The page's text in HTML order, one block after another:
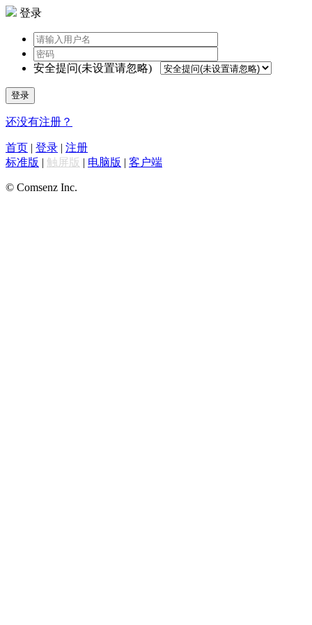
登录
安全提问(未设置请忽略)
登录
还没有注册？
首页 | 登录 | 注册
标准版 | 触屏版 | 电脑版 | 客户端
© Comsenz Inc.